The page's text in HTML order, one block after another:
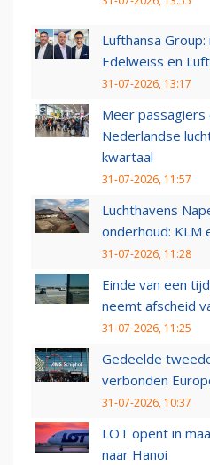
Lufthansa Group:
Edelweiss en
31-07-2026, 13:17
Meer passagiers
Nederlandse
kwartaal
31-07-2026, 11:57
Luchthavens
onderhoud: KLM
31-07-2026, 11:28
Einde van een
neemt afscheid
31-07-2026, 11:25
Gedeelde
verbonden
31-07-2026, 10:37
LOT opent in
naar Hanoi